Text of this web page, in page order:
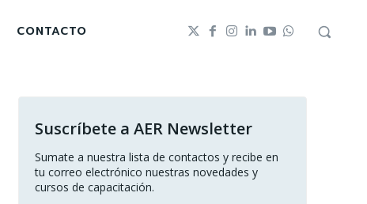
CONTACTO
Suscríbete a AER Newsletter
Sumate a nuestra lista de contactos y recibe en
tu correo electrónico nuestras novedades y
cursos de capacitación.